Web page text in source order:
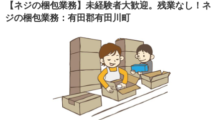
【ネジの梱包業務】未経験者大歓迎。残業なし！ネ
ジの梱包業務：有田郡有田川町